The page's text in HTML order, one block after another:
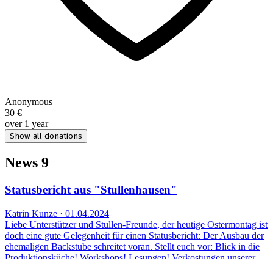
Anonymous
30 €
over 1 year
Show all donations
News 9
Statusbericht aus "Stullenhausen"
Katrin Kunze · 01.04.2024
Liebe Unterstützer und Stullen-Freunde, der heutige Ostermontag ist
doch eine gute Gelegenheit für einen Statusbericht: Der Ausbau der
ehemaligen Backstube schreitet voran. Stellt euch vor: Blick in die